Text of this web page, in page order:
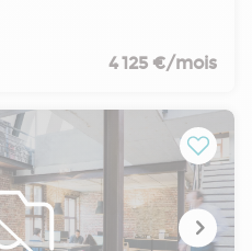
plateau de bureaux en R+1,
avec une surface
pensé, parfait pour y
la location, cette opportunité
plus et visiter ce plateau aux
4 125 €/mois